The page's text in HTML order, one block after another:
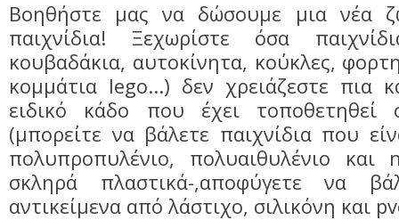
Βοηθήστε μας να δώσουμε μια νέα
παιχνίδια! Ξεχωρίστε όσα
κουβαδάκια, αυτοκίνητα, κούκλες,
κομμάτια lego...) δεν χρειάζεστε πια
ειδικό κάδο που έχει τοποθετηθεί
(μπορείτε να βάλετε παιχνίδια που
πολυπροπυλένιο, πολυαιθυλένιο
σκληρά πλαστικά-,αποφύγετε να
αντικείμενα από λάστιχο, σιλικόνη και